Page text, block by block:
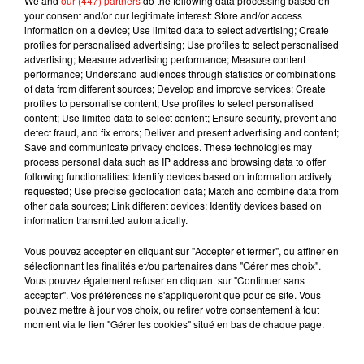
déverse dans les cours d’eau pour terminer sa course en mer.
Musique
Karol G dévoile la tracklist de son nouvel
album… avec des invités...
5 août 2026
Benny Blanco invite Selena Gomez et
Becky G sur son nouveau single
your consent and/or our legitimate interest: Store and/or access
information on a device; Use limited data to select advertising; Create
profiles for personalised advertising; Use profiles to select personalised
advertising; Measure advertising performance; Measure content
performance; Understand audiences through statistics or combinations
of data from different sources; Develop and improve services; Create
profiles to personalise content; Use profiles to select personalised
content; Use limited data to select content; Ensure security, prevent and
detect fraud, and fix errors; Deliver and present advertising and content;
Save and communicate privacy choices. These technologies may
process personal data such as IP address and browsing data to offer
following functionalities: Identify devices based on information actively
requested; Use precise geolocation data; Match and combine data from
other data sources; Link different devices; Identify devices based on
information transmitted automatically.
Vous pouvez accepter en cliquant sur "Accepter et fermer", ou affiner en
sélectionnant les finalités et/ou partenaires dans "Gérer mes choix".
Vous pouvez également refuser en cliquant sur "Continuer sans
accepter". Vos préférences ne s'appliqueront que pour ce site. Vous
pouvez mettre à jour vos choix, ou retirer votre consentement à tout
moment via le lien "Gérer les cookies" situé en bas de chaque page.